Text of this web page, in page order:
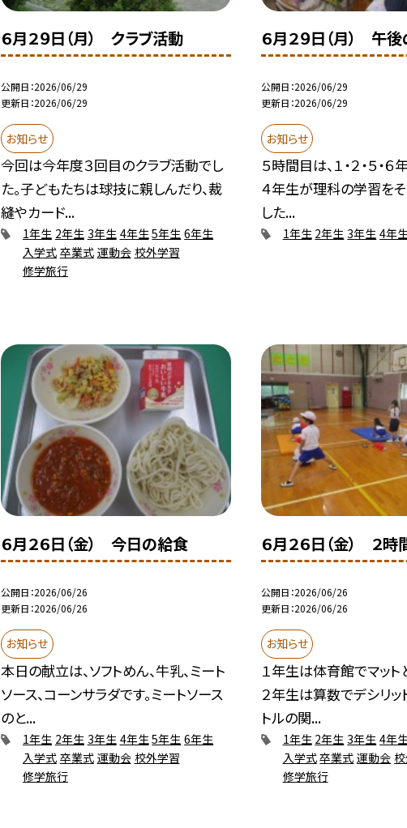
６月２９日（月） クラブ活動
公開日 2026/06/29
更新日 2026/06/29
お知らせ
今回は今年度３回目のクラブ活動でし
た。子どもたちは球技に親しんだり、裁
縫やカード...
1年生 2年生 3年生 4年生5年生 6年生
入学式 卒業式 運動会 校外学習
修学旅行
６月２９日（月） 午
公開日 2026/06/29
更新日 2026/06/29
お知らせ
５時間目は、１・２・５・６
４年生が理科の学習を
した...
1年生 2年生 3年生 4年
６月２６日（金） 今日の給食
公開日 2026/06/26
更新日 2026/06/26
お知らせ
本日の献立は、ソフトめん、牛乳、ミート
ソース、コーンサラダです。ミートソース
のと...
1年生 2年生 3年生 4年生 5年生 6年生
入学式 卒業式 運動会 校外学習
修学旅行
６月２６日（金） ２
公開日 2026/06/26
更新日 2026/06/26
お知らせ
１年生は体育館でマット
２年生は算数でデシリッ
トルの関...
1年生 2年生 3年生 4年生
入学式卒業式 運動会
修学旅行